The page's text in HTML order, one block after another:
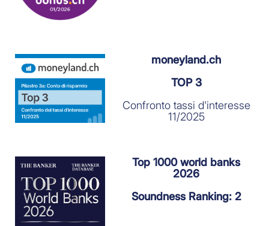
moneyland.ch
TOP 3
Confronto tassi d'interesse
11/2025
Top 1000 world banks
2026
Soundness Ranking: 2